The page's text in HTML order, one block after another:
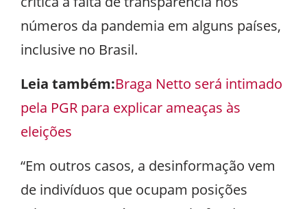
números da pandemia em alguns países,
inclusive no Brasil.
Leia também:Braga Netto será intimado
pela PGR para explicar ameaças às
eleições
“Em outros casos, a desinformação vem
de indivíduos que ocupam posições